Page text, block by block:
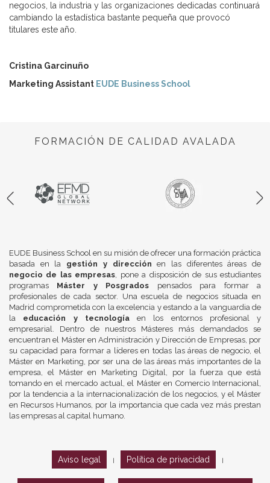
negocios, la industria y las organizaciones dedicadas continuará
cambiando la estadística bastante pequeña que provocó
titulares este año.
Cristina Garcinuño
Marketing Assistant EUDE Business School
FORMACIÓN DE CALIDAD AVALADA
EUDE Business School en su misión de ofrecer una formación práctica
basada en la gestión y dirección en las diferentes áreas de
negocio de las empresas, pone a disposición de sus estudiantes
programas Máster y Posgrados pensados para formar a
profesionales de cada sector. Una escuela de negocios situada en
Madrid comprometida con la excelencia y estando a la vanguardia de
la educación y tecnologíaen los entornos profesional y
empresarial. Dentro de nuestros Másteres más demandados se
encuentran el Máster en Administración y Dirección de Empresas, por
su capacidad para formar a líderes en todas las áreas de negocio, el
Máster en Marketing, por ser una de las áreas más importantes de la
empresa, el Máster en Marketing Digital, por la fuerza que está
tomando en el mercado actual, el Máster en Comercio Internacional,
por la tendencia a la internacionalización de los negocios, y el Máster
en Recursos Humanos, por la importancia que cada vez más prestan
las empresas al capital humano.
Aviso legal Política de privacidad